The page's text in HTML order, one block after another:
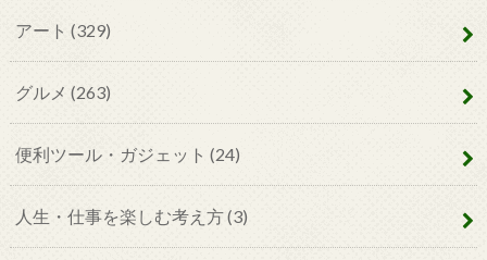
アート (329)
グルメ (263)
便利ツール・ガジェット (24)
人生・仕事を楽しむ考え方(3)